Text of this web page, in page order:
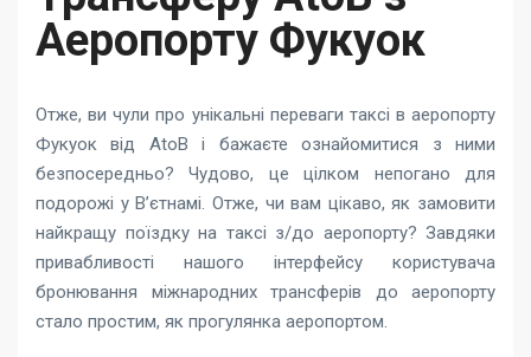
Аеропорту Фукуок
Отже, ви чули про унікальні переваги таксі в аеропорту
Фукуок від AtoB і бажаєте ознайомитися з ними
безпосередньо? Чудово, це цілком непогано для
подорожі у В’єтнамі. Отже, чи вам цікаво, як замовити
найкращу поїздку на таксі з/до аеропорту? Завдяки
привабливості нашого інтерфейсу користувача
бронювання міжнародних трансферів до аеропорту
стало простим, як прогулянка аеропортом.